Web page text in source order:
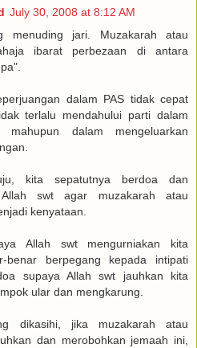
July 30, 2008 at 8:12 AM
menuding jari. Muzakarah atau
ibarat perbezaan di antara
dalam PAS tidak cepat
terlalu mendahului parti dalam
mahupun dalam mengeluarkan
kita sepatutnya berdoa dan
swt agar muzakarah atau
kenyataan.
Allah swt mengurniakan kita
benar berpegang kepada intipati
supaya Allah swt jauhkan kita
ular dan mengkarung.
dikasihi, jika muzakarah atau
dan merobohkan jemaah ini,